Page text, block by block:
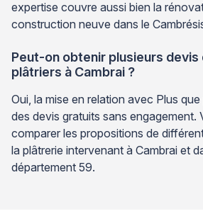
expertise couvre aussi bien la
construction neuve dans le
Peut-on obtenir plusieurs
plâtriers à Cambrai ?
Oui, la mise en relation avec Plus
des devis gratuits sans engagement.
comparer les propositions de
la plâtrerie intervenant à Cambrai et
département 59.